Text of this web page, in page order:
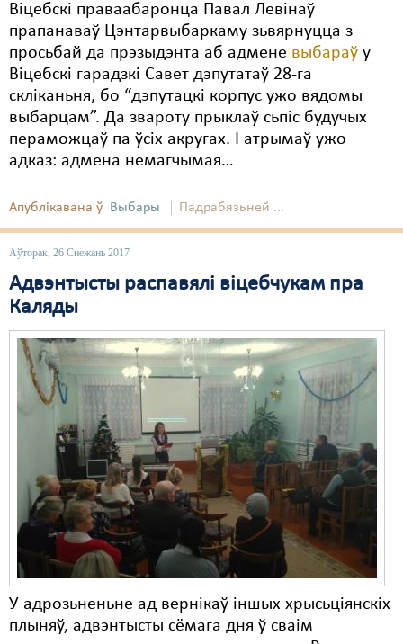
Віцебскі праваабаронца Павал Левінаў
прапанаваў Цэнтарвыбаркаму зьвярнуцца з
просьбай да прэзыдэнта аб адмене выбараў у
Віцебскі гарадзкі Савет дэпутатаў 28-га
скліканьня, бо “дэпутацкі корпус ужо вядомы
выбарцам”. Да звароту прыклаў сьпіс будучых
пераможцаў па ўсіх акругах. І атрымаў ужо
адказ: адмена немагчымая…
Апублікавана ў Выбары Падрабязьней ...
Аўторак, 26 Снежань 2017
Адвэнтысты распавялі віцебчукам пра
Каляды
У адрозьненьне ад вернікаў іншых хрысьціянскіх
плыняў, адвэнтысты сёмага дня ў сваім